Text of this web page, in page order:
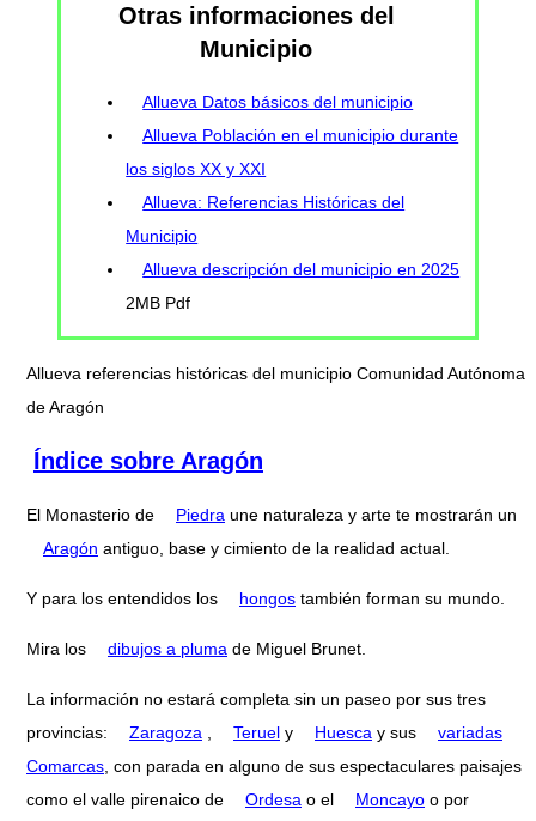
Otras informaciones del
Municipio
Allueva Datos básicos del municipio
Allueva Población en el municipio durante
los siglos XX y XXI
Allueva: Referencias Históricas del
Municipio
Allueva descripción del municipio en 2025
2MB Pdf
Allueva referencias históricas del municipio Comunidad Autónoma
de Aragón
Índice sobre Aragón
El Monasterio de Piedra une naturaleza y arte te mostrarán un
Aragón antiguo, base y cimiento de la realidad actual.
Y para los entendidos los hongos también forman su mundo.
Mira los dibujos a pluma de Miguel Brunet.
La información no estará completa sin un paseo por sus tres
provincias:
Zaragoza Teruel y Huesca y sus
variadas
Comarcas , con parada en alguno de sus espectaculares paisajes
como el valle pirenaico de
Ordesa o el Moncayo o por